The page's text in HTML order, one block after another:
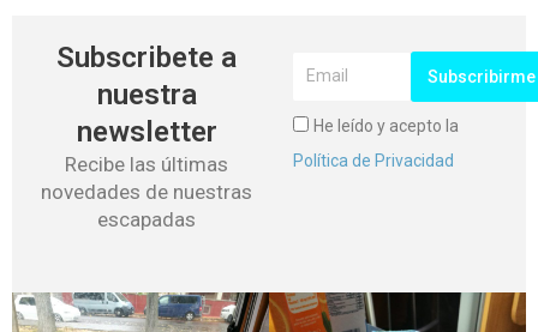
Subscribete a
nuestra
newsletter
Recibe las últimas
novedades de nuestras
escapadas
He leído y acepto la
Política de Privacidad
Subscribirme